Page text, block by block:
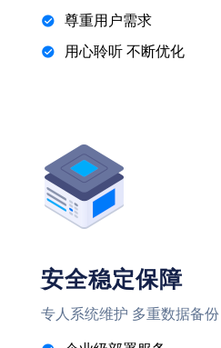
尊重用户需求
用心聆听 不断优化
安全稳定保障
专人系统维护 多重数据备份